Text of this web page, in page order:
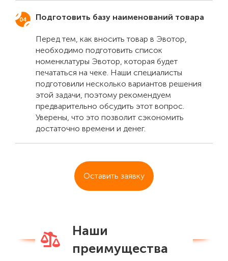
Подготовить базу наименований товара
Перед тем, как вносить товар в Эвотор,
необходимо подготовить список
номенклатуры Эвотор, которая будет
печататься на чеке. Наши специалисты
подготовили несколько вариантов решения
этой задачи, поэтому рекомендуем
предварительно обсудить этот вопрос.
Уверены, что это позволит сэкономить
достаточно времени и денег.
Оставить заявку
Наши
преимущества